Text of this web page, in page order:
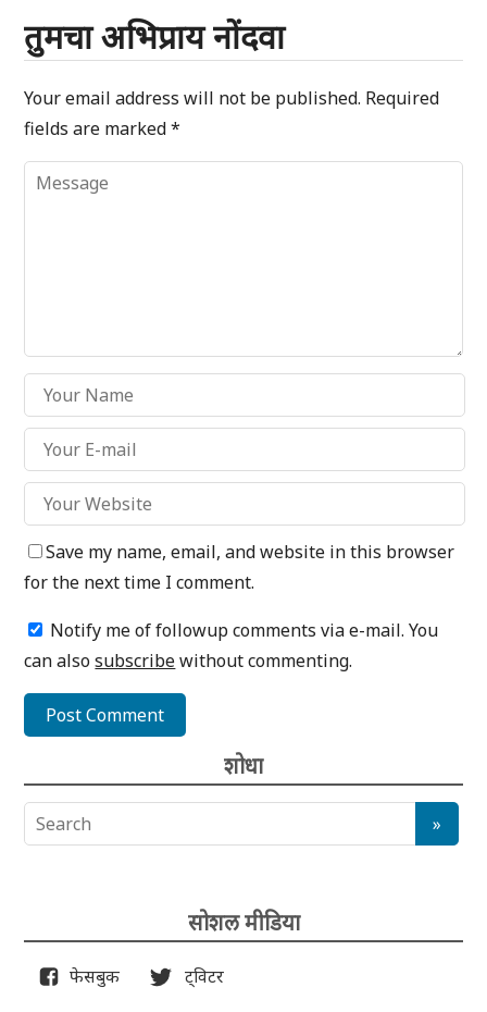
तुमचा अभिप्राय नोंदवा
Your email address will not be published. Required
fields are marked*
Save my name, email, and website in this browser
for the next time I comment.
Notify me of followup comments via e-mail. You
can alsosubscribewithout commenting.
शोधा
सोशल मीडिया
फेसबुक ट्विटर